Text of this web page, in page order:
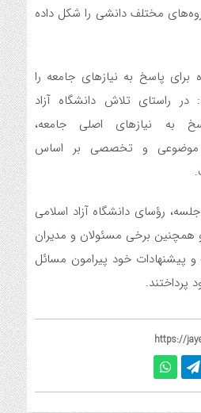
مختلف دانشی را شکل داده
پاسخ به نیازهای جامعه را
راستای تلاش دانشگاه آزاد
به نیازهای اصلی جامعه،
موضوعی و تخصصی بر اساس
رؤسای دانشگاه آزاد اسلامی
همچنین برخی مسئولان و مدیران
و پیشنهادات خود پیرامون مسائل
پرداختند.
https://